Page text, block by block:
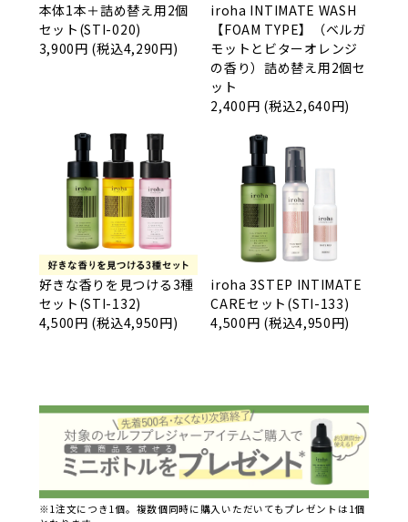
本体1本＋詰め替え用2個
セット(STI-020)
3,900円 (税込4,290円)
iroha INTIMATE WASH
【FOAM TYPE】（ベルガ
モットとビターオレンジ
の香り）詰め替え用2個セ
ット
2,400円 (税込2,640円)
好きな香りを見つける3種
セット(STI-132)
4,500円 (税込4,950円)
iroha 3STEP INTIMATE
CAREセット(STI-133)
4,500円 (税込4,950円)
※1注文につき1個。複数個同時に購入いただいてもプレゼントは1個